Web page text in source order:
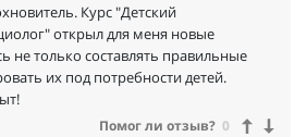
Курс "Детский
открыл для меня новые
не только составлять правильные
их под потребности детей.
Помог ли отзыв? 0